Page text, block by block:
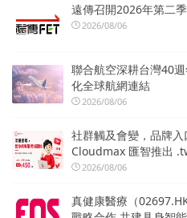
遠傳召開2026年第二
2026/08/06
聯合航空深耕台灣40
化全球航網連結
2026/08/06
社群觸及會變，品牌入
Cloudmax 匯智推出
2026/08/06
真健康醫療（